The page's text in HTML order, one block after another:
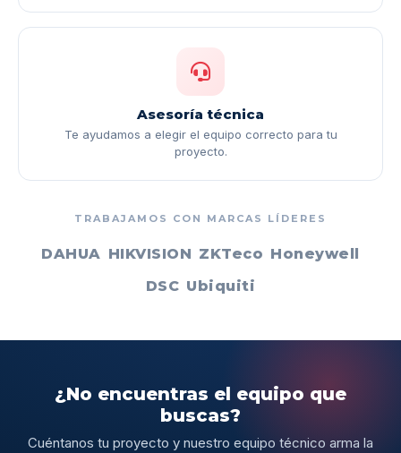
Asesoría técnica
Te ayudamos a elegir el equipo correcto para tu
proyecto.
TRABAJAMOS CON MARCAS LÍDERES
DAHUA HIKVISION ZKTeco Honeywell
DSC Ubiquiti
¿No encuentras el equipo que
buscas?
Cuéntanos tu proyecto y nuestro equipo técnico arma la